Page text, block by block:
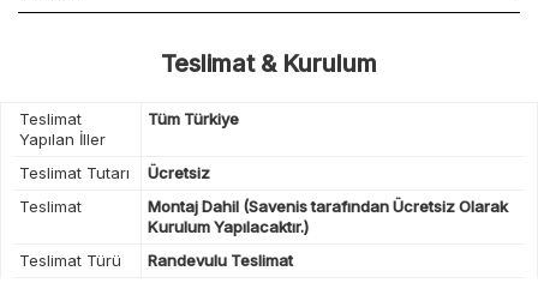
Teslimat & Kurulum
Teslimat
Yapılan İller
Tüm Türkiye
Teslimat Tutarı
Ücretsiz
Teslimat
Montaj Dahil (Savenis tarafından Ücretsiz Olarak
Kurulum Yapılacaktır.)
Teslimat Türü
Randevulu Teslimat